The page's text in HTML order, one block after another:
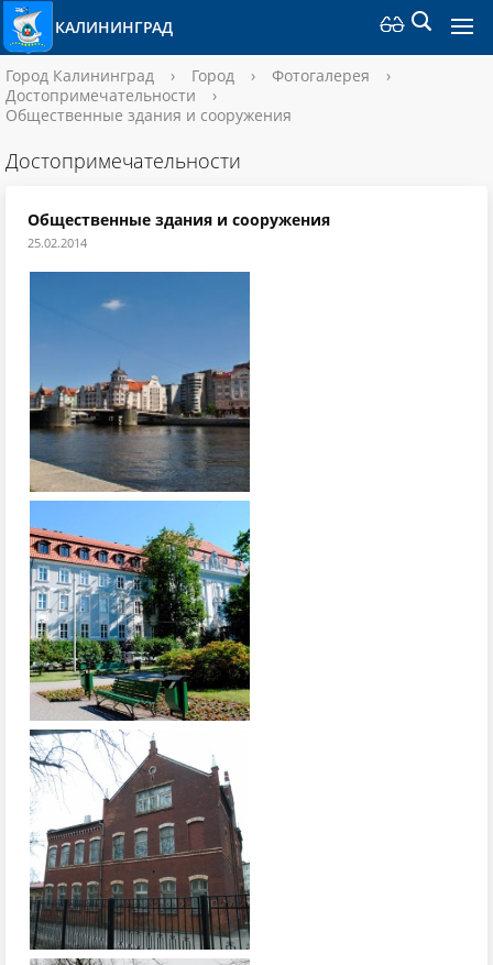
КАЛИНИНГРАД
Город Калининград › Город › Фотогалерея
›
Достопримечательности
›
Общественные здания и сооружения
Достопримечательности
Общественные здания и сооружения
25.02.2014